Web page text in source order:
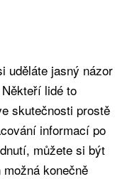
uděláte jasný názor
lidé to
skutečnosti prostě
informací po
můžete si být
konečně